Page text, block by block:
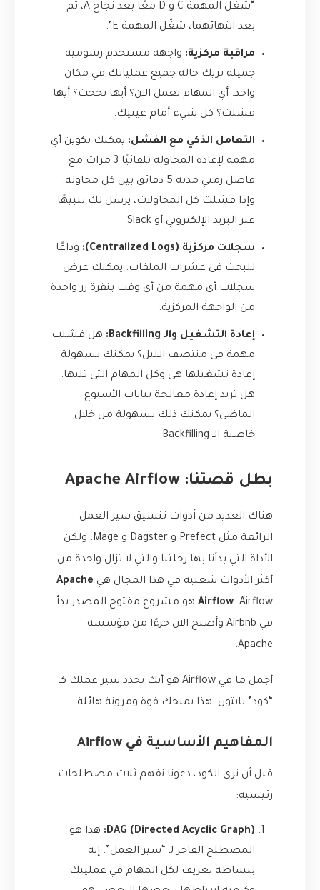
“شغّل المهمة C و D معًا بعد نجاح A، ثم
بعد انتهائهما، شغّل المهمة E”.
مراقبة مركزية: واجهة مستخدم رسومية
جميلة تريك حالة جميع عملياتك في مكان
واحد. أي المهام تعمل الآن؟ أيها نجحت؟ أيها
فشلت؟ كل شيء أمام عينيك.
التعامل الذكي مع الفشل: يمكنك تكوين أي
مهمة لإعادة المحاولة تلقائيًا 3 مرات مع
فاصل زمني مدته 5 دقائق بين كل محاولة.
وإذا فشلت كل المحاولات، يرسل لك تنبيهًا
عبر البريد الإلكتروني أو Slack.
سجلات مركزية (Centralized Logs):
وداعًا
للبحث في عشرات الملفات. يمكنك عرض
سجلات أي مهمة من أي وقت بنقرة زر واحدة
من الواجهة المركزية.
إعادة التشغيل والـ Backfilling:
هل فشلت
مهمة في منتصف الليل؟ يمكنك بسهولة
إعادة تشغيلها هي وكل المهام التي تليها.
هل تريد إعادة معالجة بيانات الأسبوع
الماضي؟ يمكنك ذلك بسهولة من خلال
خاصية الـ Backfilling.
بطل قصتنا: Apache Airflow
هناك العديد من أدوات تنسيق سير العمل
الرائعة مثل Prefect و Dagster و Mage، ولكن
الأداة التي بدأنا بها رحلتنا والتي لا تزال واحدة من
أكثر الأدوات شعبية في هذا المجال هي Apache
Airflow . Airflow هو مشروع مفتوح المصدر بدأ
في Airbnb وأصبح الآن جزءًا من مؤسسة
Apache.
أجمل ما في Airflow هو أنك تحدد سير عملك كـ
“كود” بايثون. هذا يمنحك قوة ومرونة هائلة.
المفاهيم الأساسية في Airflow
قبل أن نرى الكود، دعونا نفهم ثلاث مصطلحات
رئيسية:
DAG (Directed Acyclic Graph):
هذا هو
المصطلح الفاخر لـ “سير العمل”. إنه
ببساطة تعريف لكل المهام في عمليتك